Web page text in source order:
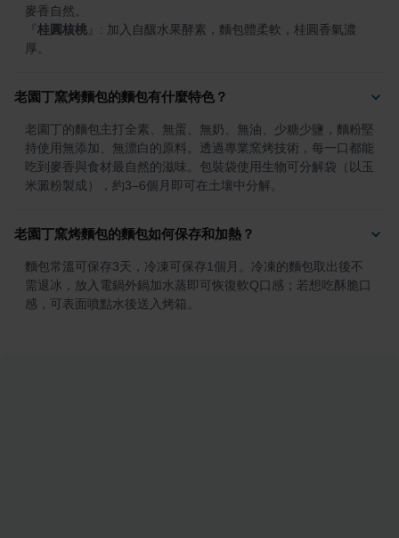
桂圓核桃
: 加入自釀水果酵素，麵包體柔軟，桂圓香氣濃
厚。
老園丁窯烤麵包的麵包有什麼特色？
老園丁的麵包主打全素、無蛋、無奶、無油、少糖少鹽，麵粉堅
持使用無添加、無漂白的原料。透過專業窯烤技術，每一口都能
吃到麥香與食材最自然的滋味。包裝袋使用生物可分解袋（以玉
米澱粉製成），約3–6個月即可在土壤中分解。
老園丁窯烤麵包的麵包如何保存和加熱？
麵包常溫可保存3天，冷凍可保存1個月。冷凍的麵包取出後不
需退冰，放入電鍋外鍋加水蒸即可恢復軟Q口感；若想吃酥脆口
感，可表面噴點水後送入烤箱。